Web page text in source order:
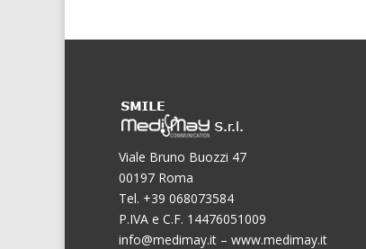
Viale Bruno Buozzi 47
00197 Roma
Tel. +39 068073584
P.IVA e C.F. 14476051009
info@medimay.it – www.medimay.it